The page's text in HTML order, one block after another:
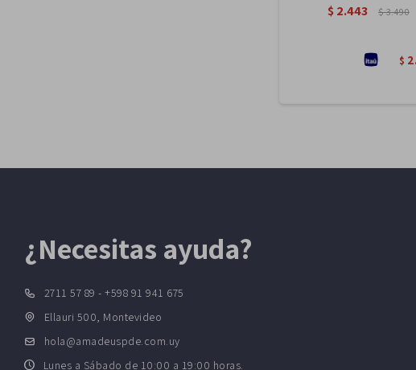
$2.443 $3.490
$
¿Necesitas ayuda?
2711 57 89 - +598 91 941 675
Ellauri 500, Montevideo
hola@amadeuspde.com.uy
Lunes a Sábado de 10:00 a 19:00 horas.